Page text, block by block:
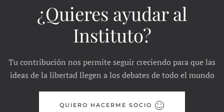
¿Quieres ayudar al
Instituto?
Tu contribución nos permite seguir creciendo para que las
ideas de la libertad llegen a los debates de todo el mundo
QUIERO HACERME SOCIO